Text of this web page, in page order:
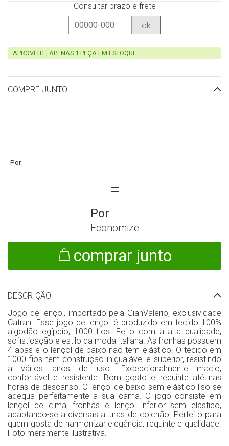
Consultar prazo e frete
ok
APROVEITE, APENAS 1 PEÇA EM ESTOQUE
COMPRE JUNTO
Economize
comprar junto
DESCRIÇÃO
Jogo de lençol, importado pela GianValerio, exclusividade
Catran. Esse jogo de lençol é produzido em tecido 100%
algodão egípcio, 1000 fios. Feito com a alta qualidade,
sofisticação e estilo da moda italiana. As fronhas possuem
4 abas e o lençol de baixo não tem elástico. O tecido em
1000 fios tem construção inigualável e superior, resistindo
a vários anos de uso. Excepcionalmente macio,
confortável e resistente. Bom gosto e requinte até nas
horas de descanso! O lençol de baixo sem elástico liso se
adequa perfeitamente a sua cama. O jogo consiste em
lençol de cima, fronhas e lençol inferior sem elástico,
adaptando-se a diversas alturas de colchão. Perfeito para
quem gosta de harmonizar elegância, requinte e qualidade.
Foto meramente ilustrativa.